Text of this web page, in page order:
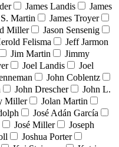
James Landis
James
S. Martin
James Troyer
Miller
Jason Sensenig
Felisma
Jeff Jarmon
Jim Martin
Jimmy
Joel Landis
Joel
John Coblentz
John Drescher
John L.
Miller
Jolan Martin
José Adán García
José Miller
Joseph
Joshua Porter